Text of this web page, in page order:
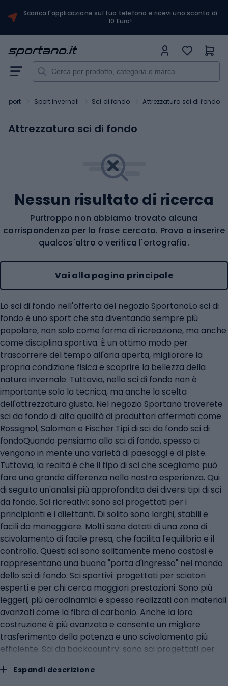
Scarica l'applicazione sul tuo telefono e ricevi uno sconto di
10 Euro!
Sport Sport invernali Sci di fondo Attrezzatura sci di fondo
Attrezzatura sci di fondo
Nessun risultato di ricerca
Purtroppo non abbiamo trovato alcuna
corrispondenza per la frase cercata. Prova a inserire
qualcos'altro o verifica l'ortografia.
Vai alla pagina principale
Lo sci di fondo nell'offerta del negozio SportanoLo sci di
fondo è uno sport che sta diventando sempre più
popolare, non solo come forma di ricreazione, ma anche
come disciplina sportiva. È un ottimo modo per
trascorrere del tempo all'aria aperta, migliorare la
propria condizione fisica e scoprire la bellezza della
natura invernale. Tuttavia, nello sci di fondo non è
importante solo la tecnica, ma anche la scelta
dell'attrezzatura giusta. Nel negozio Sportano troverete
sci da fondo di alta qualità di produttori affermati come
Rossignol, Salomon e Fischer.Tipi di sci da fondo sci di
fondoQuando pensiamo allo sci di fondo, spesso ci
vengono in mente una varietà di paesaggi e di piste.
Tuttavia, la realtà è che il tipo di sci che scegliamo può
fare una grande differenza nella nostra esperienza. Qui
di seguito un'analisi più approfondita dei diversi tipi di sci
da fondo. Sci ricreativi: sono sci progettati per i
principianti e i dilettanti. Di solito sono larghi, stabili e
facili da maneggiare. Molti sono dotati di una zona di
scivolamento di facile presa, che facilita l'equilibrio e il
controllo. Questi sci sono solitamente meno costosi e
rappresentano una buona "porta d'ingresso" nel mondo
dello sci di fondo. Sci sportivi: progettati per sciatori
esperti e per chi cerca maggiori prestazioni. Sono più
leggeri, più aerodinamici e spesso realizzati con materiali
avanzati come la fibra di carbonio. Anche la loro
costruzione è più avanzata e consente un migliore
trasferimento della potenza e uno scivolamento più
efficiente. Sci da backcountry: sono sci progettati per
una struttura più ampia e di solito sono dotati di lamine in
Espandi descrizione